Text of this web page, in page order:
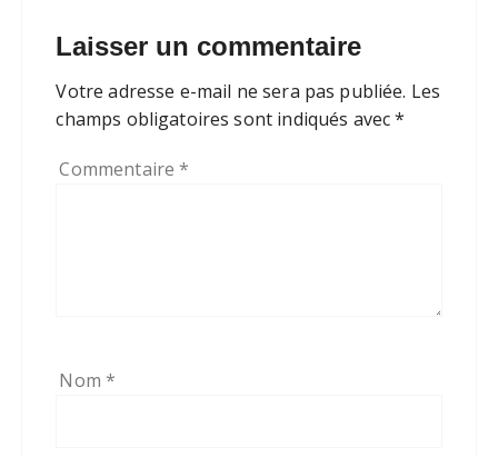
Laisser un commentaire
Votre adresse e-mail ne sera pas publiée. Les
champs obligatoires sont indiqués avec*
Commentaire*
Nom*